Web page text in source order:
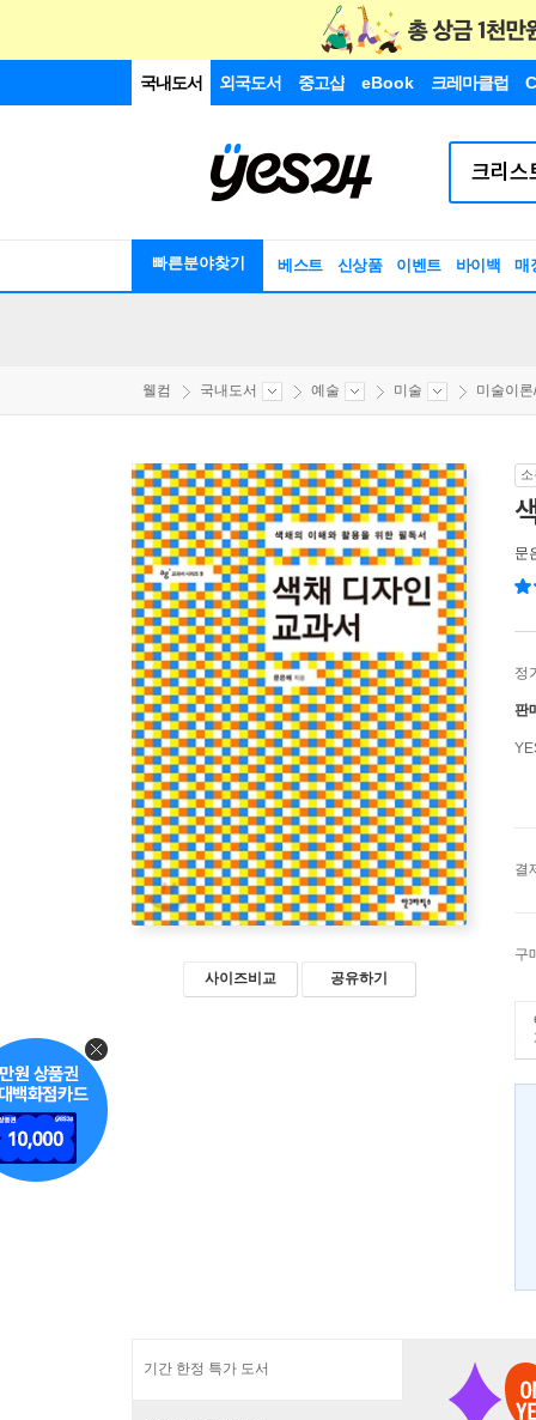
국내도서 외국도서 중고샵 eBook 크레마클럽
빠른분야찾기 베스트 신상품 이벤트 바이백 매
웰컴 국내도서 예술 미술 미술이
사이즈비교 공유하기
문
정
판
결
구
기간 한정 특가 도서